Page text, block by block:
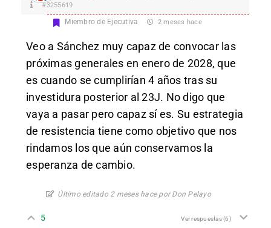
#3255619
Miembro de Ejecutiva 2 meses hace
Veo a Sánchez muy capaz de convocar las
próximas generales en enero de 2028, que
es cuando se cumplirían 4 años tras su
investidura posterior al 23J. No digo que
vaya a pasar pero capaz sí es. Su estrategia
de resistencia tiene como objetivo que nos
rindamos los que aún conservamos la
esperanza de cambio.
Último editado 2 meses hace por Don Pelayo
5 Ver respuestas(6)